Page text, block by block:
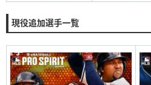
現役追加選手一覧